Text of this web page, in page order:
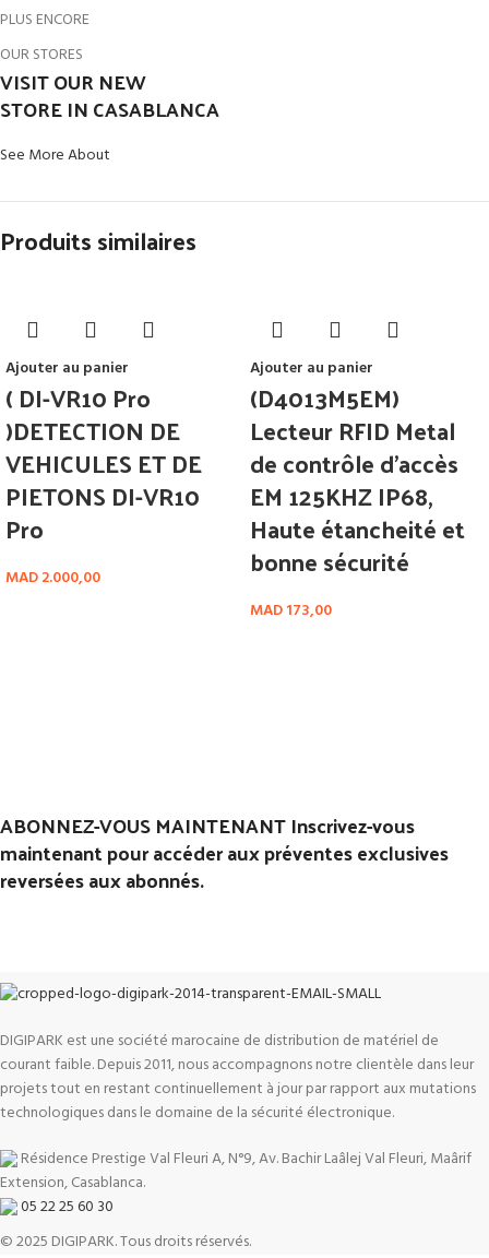
PLUS ENCORE
OUR STORES
VISIT OUR NEW
STORE IN CASABLANCA
See More About
Produits similaires
Ajouter au panier
( DI-VR10 Pro
)DETECTION DE
VEHICULES ET DE
PIETONS DI-VR10
Pro
MAD2.000,00
Ajouter au panier
(D4013M5EM)
Lecteur RFID Metal
de contrôle d’accès
EM 125KHZ IP68,
Haute étancheité et
bonne sécurité
MAD173,00
ABONNEZ-VOUS MAINTENANT Inscrivez-vous
maintenant pour accéder aux préventes exclusives
reversées aux abonnés.
DIGIPARK est une société marocaine de distribution de matériel de
courant faible. Depuis 2011, nous accompagnons notre clientèle dans leur
projets tout en restant continuellement à jour par rapport aux mutations
technologiques dans le domaine de la sécurité électronique.
Résidence Prestige Val Fleuri A, N°9, Av. Bachir Laâlej Val Fleuri, Maârif
Extension, Casablanca.
05 22 25 60 30
© 2025 DIGIPARK. Tous droits réservés.